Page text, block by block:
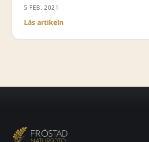
kommer hem med vad du tror är
pangbilder men det visar sig
5 FEB. 2021
Läs artikeln